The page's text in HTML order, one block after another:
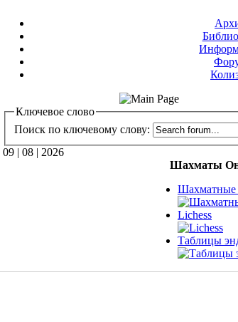
Ключевое слово
Поиск по ключевому слову:
09 | 08 | 2026
Шахматы
Шахматные
Lichess
Таблицы